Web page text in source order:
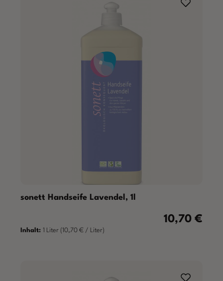
sonett Handseife Lavendel, 1l
Regulärer
10,70 €
Inhalt: 1 Liter (10,70 € / Liter)